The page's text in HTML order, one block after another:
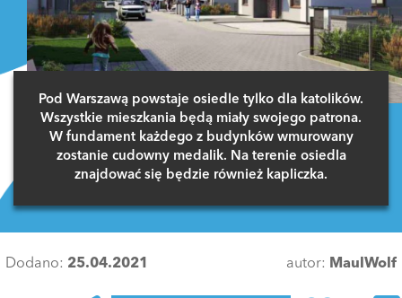
Pod Warszawą powstaje osiedle tylko dla katolików.
Wszystkie mieszkania będą miały swojego patrona.
W fundament każdego z budynków wmurowany
zostanie cudowny medalik. Na terenie osiedla
znajdować się będzie również kapliczka.
Dodano: 25.04.2021 autor: MaulWolf